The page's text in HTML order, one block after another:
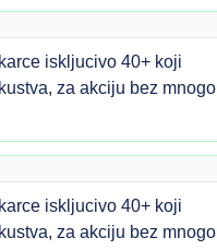
iskljucivo 40+ koji
za akciju bez mnogo
iskljucivo 40+ koji
za akciju bez mnogo